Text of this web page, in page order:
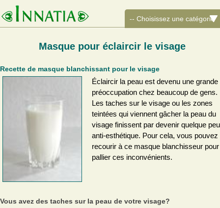
Masque pour éclaircir le visage
Recette de masque blanchissant pour le visage
Éclaircir la peau est devenu une grande
préoccupation chez beaucoup de gens.
Les taches sur le visage ou les zones
teintées qui viennent gâcher la peau du
visage finissent par devenir quelque peu
anti-esthétique. Pour cela, vous pouvez
recourir à ce masque blanchisseur pour
pallier ces inconvénients.
Vous avez des taches sur la peau de votre visage?